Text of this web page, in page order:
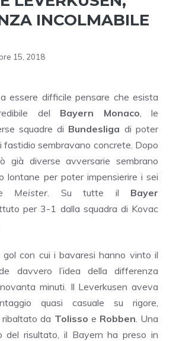
INCOLMABILE
15, 2018
essere difficile pensare che esista
del Bayern Monaco, le
squadre di Bundesliga di poter
fastidio sembravano concrete. Dopo
già diverse avversarie sembrano
lontane per poter impensierire i sei
Meister. Su tutte il Bayer
per 3-1 dalla squadra di Kovac
con cui i bavaresi hanno vinto il
davvero l’idea della differenza
minuti. Il Leverkusen aveva
quasi casuale su rigore,
da Tolisso e Robben. Una
del risultato, il Bayern ha preso in